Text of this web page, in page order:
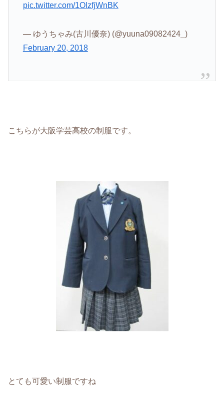
pic.twitter.com/1OlzfjWnBK
— ゆうちゃみ(古川優奈) (@yuuna09082424_)
February 20, 2018
こちらが大阪学芸高校の制服です。
とても可愛い制服ですね